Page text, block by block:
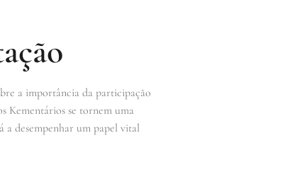
a importância da participação
Kementários se tornem uma
a desempenhar um papel vital